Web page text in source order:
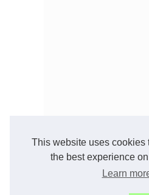
This website uses cookies
the best experience
Learn